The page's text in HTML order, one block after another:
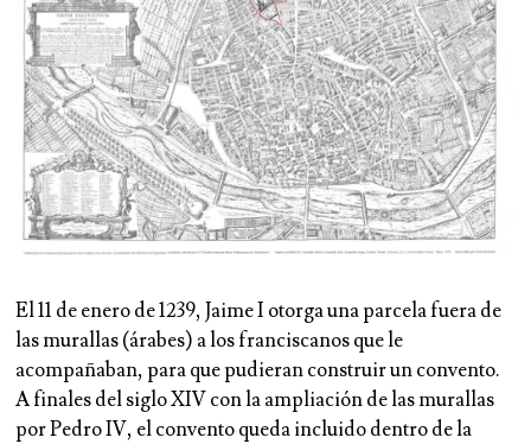
El 11 de enero de 1239, Jaime I otorga una parcela fuera de
las murallas (árabes) a los franciscanos que le
acompañaban, para que pudieran construir un convento.
A finales del siglo XIV con la ampliación de las murallas
por Pedro IV, el convento queda incluido dentro de la